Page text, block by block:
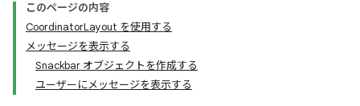
このページの内容
CoordinatorLayout を使用する
メッセージを表示する
Snackbar オブジェクトを作成する
ユーザーにメッセージを表示する